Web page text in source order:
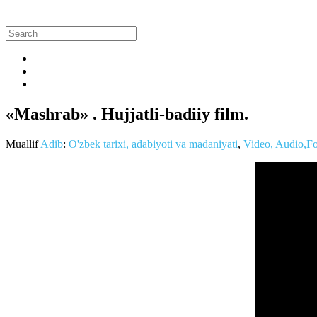
«Mashrab» . Hujjatli-badiiy film.
MuallifAdib: O'zbek tarixi, adabiyoti va madaniyati, Video,